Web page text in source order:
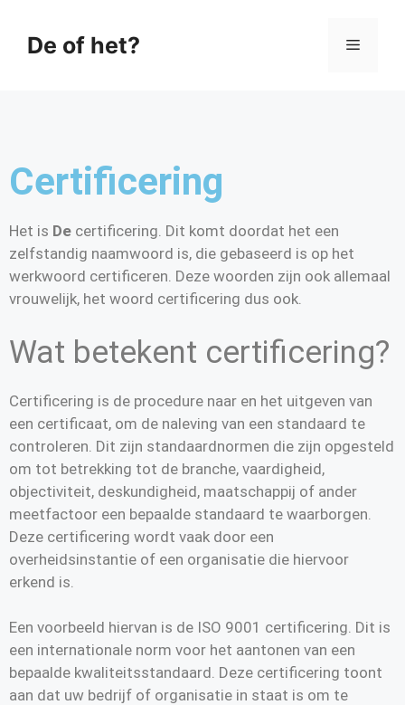
De of het?
Certificering
Het is De certificering. Dit komt doordat het een
zelfstandig naamwoord is, die gebaseerd is op het
werkwoord certificeren. Deze woorden zijn ook allemaal
vrouwelijk, het woord certificering dus ook.
Wat betekent certificering?
Certificering is de procedure naar en het uitgeven van
een certificaat, om de naleving van een standaard te
controleren. Dit zijn standaardnormen die zijn opgesteld
om tot betrekking tot de branche, vaardigheid,
objectiviteit, deskundigheid, maatschappij of ander
meetfactoor een bepaalde standaard te waarborgen.
Deze certificering wordt vaak door een
overheidsinstantie of een organisatie die hiervoor
erkend is.
Een voorbeeld hiervan is de ISO 9001 certificering. Dit is
een internationale norm voor het aantonen van een
bepaalde kwaliteitsstandaard. Deze certificering toont
aan dat uw bedrijf of organisatie in staat is om te